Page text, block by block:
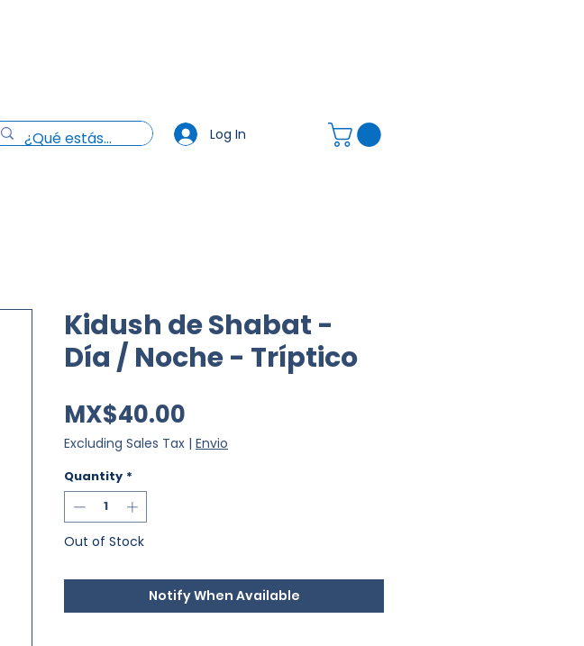
Gallery Quienes somos Acerca de Nueva página
Log In
Kidush de Shabat -
Día / Noche - Tríptico
MX$40.00
Excluding Sales Tax | Envio
Quantity *
Out of Stock
Notify When Available